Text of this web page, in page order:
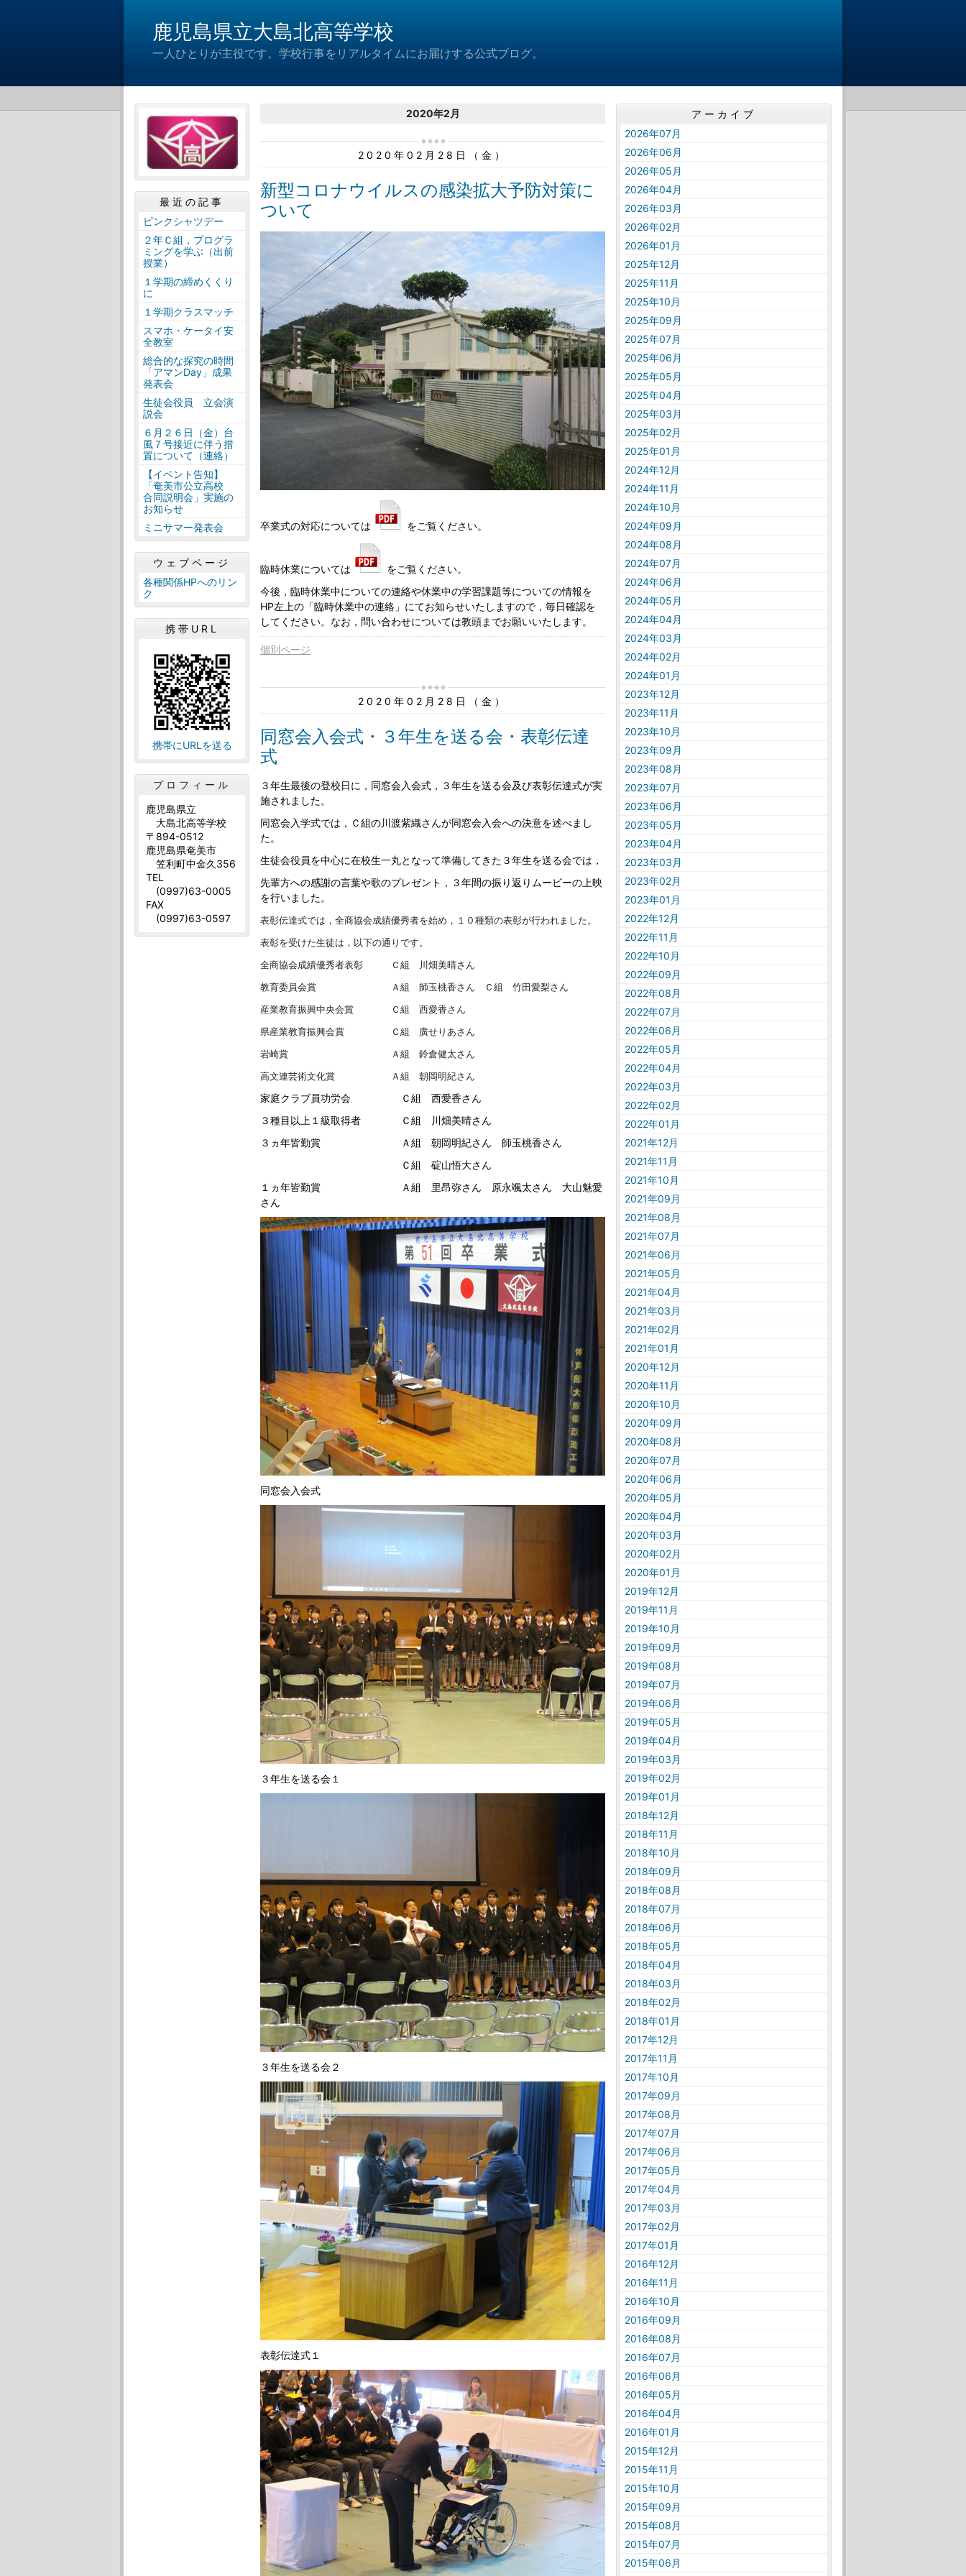
鹿児島県立大島北高等学校
一人ひとりが主役です。学校行事をリアルタイムにお届けする公式ブログ。
2020年2月
2020年02月28日（金）
新型コロナウイルスの感染拡大予防対策に
ついて
卒業式の対応については をご覧ください。
臨時休業については
をご覧ください。
今後，臨時休業中についての連絡や休業中の学習課題等についての情報を
HP左上の「臨時休業中の連絡」にてお知らせいたしますので，毎日確認を
してください。なお，問い合わせについては教頭までお願いいたします。
個別ページ
2020年02月28日（金）
同窓会入会式・３年生を送る会・表彰伝達
式
３年生最後の登校日に，同窓会入会式，３年生を送る会及び表彰伝達式が実
施されました。
同窓会入学式では，Ｃ組の川渡紫織さんが同窓会入会への決意を述べまし
た。
生徒会役員を中心に在校生一丸となって準備してきた３年生を送る会では，
先輩方への感謝の言葉や歌のプレゼント，３年間の振り返りムービーの上映
を行いました。
表彰伝達式では，全商協会成績優秀者を始め，１０種類の表彰が行われました。
表彰を受けた生徒は，以下の通りです。
全商協会成績優秀者表彰 Ｃ組 川畑美晴さん
教育委員会賞 Ａ組 師玉桃香さん Ｃ組 竹田愛梨さん
産業教育振興中央会賞 Ｃ組 西愛香さん
県産業教育振興会賞 Ｃ組 廣せりあさん
岩崎賞 Ａ組 鈴倉健太さん
高文連芸術文化賞 Ａ組 朝岡明紀さん
家庭クラブ員功労会 Ｃ組 西愛香さん
３種目以上１級取得者 Ｃ組 川畑美晴さん
３ヵ年皆勤賞 Ａ組 朝岡明紀さん 師玉桃香さん
Ｃ組 碇山悟大さん
１ヵ年皆勤賞 Ａ組 里昂弥さん 原永颯太さん 大山魅愛
さん
同窓会入会式
３年生を送る会１
３年生を送る会２
表彰伝達式１
最近の記事
ピンクシャツデー
２年Ｃ組，プログラ
ミングを学ぶ（出前
授業）
１学期の締めくくり
に
１学期クラスマッチ
スマホ・ケータイ安
全教室
総合的な探究の時間
「アマンDay」成果
発表会
生徒会役員 立会演
説会
６月２６日（金）台
風７号接近に伴う措
置について（連絡）
【イベント告知】
「奄美市公立高校
合同説明会」実施の
お知らせ
ミニサマー発表会
ウェブページ
各種関係HPへのリン
ク
携帯URL
携帯にURLを送る
プロフィール
鹿児島県立
大島北高等学校
〒894-0512
鹿児島県奄美市
笠利町中金久356
TEL
(0997)63-0005
FAX
(0997)63-0597
アーカイブ
2026年07月
2026年06月
2026年05月
2026年04月
2026年03月
2026年02月
2026年01月
2025年12月
2025年11月
2025年10月
2025年09月
2025年07月
2025年06月
2025年05月
2025年04月
2025年03月
2025年02月
2025年01月
2024年12月
2024年11月
2024年10月
2024年09月
2024年08月
2024年07月
2024年06月
2024年05月
2024年04月
2024年03月
2024年02月
2024年01月
2023年12月
2023年11月
2023年10月
2023年09月
2023年08月
2023年07月
2023年06月
2023年05月
2023年04月
2023年03月
2023年02月
2023年01月
2022年12月
2022年11月
2022年10月
2022年09月
2022年08月
2022年07月
2022年06月
2022年05月
2022年04月
2022年03月
2022年02月
2022年01月
2021年12月
2021年11月
2021年10月
2021年09月
2021年08月
2021年07月
2021年06月
2021年05月
2021年04月
2021年03月
2021年02月
2021年01月
2020年12月
2020年11月
2020年10月
2020年09月
2020年08月
2020年07月
2020年06月
2020年05月
2020年04月
2020年03月
2020年02月
2020年01月
2019年12月
2019年11月
2019年10月
2019年09月
2019年08月
2019年07月
2019年06月
2019年05月
2019年04月
2019年03月
2019年02月
2019年01月
2018年12月
2018年11月
2018年10月
2018年09月
2018年08月
2018年07月
2018年06月
2018年05月
2018年04月
2018年03月
2018年02月
2018年01月
2017年12月
2017年11月
2017年10月
2017年09月
2017年08月
2017年07月
2017年06月
2017年05月
2017年04月
2017年03月
2017年02月
2017年01月
2016年12月
2016年11月
2016年10月
2016年09月
2016年08月
2016年07月
2016年06月
2016年05月
2016年04月
2016年01月
2015年12月
2015年11月
2015年10月
2015年09月
2015年08月
2015年07月
2015年06月